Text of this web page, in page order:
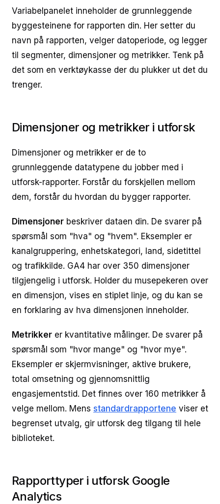
Variabelpanelet inneholder de grunnleggende
byggesteinene for rapporten din. Her setter du
navn på rapporten, velger datoperiode, og legger
til segmenter, dimensjoner og metrikker. Tenk på
det som en verktøykasse der du plukker ut det du
trenger.
Dimensjoner og metrikker i utforsk
Dimensjoner og metrikker er de to
grunnleggende datatypene du jobber med i
utforsk-rapporter. Forstår du forskjellen mellom
dem, forstår du hvordan du bygger rapporter.
Dimensjoner beskriver dataen din. De svarer på
spørsmål som "hva" og "hvem". Eksempler er
kanalgruppering, enhetskategori, land, sidetittel
og trafikkilde. GA4 har over 350 dimensjoner
tilgjengelig i utforsk. Holder du musepekeren over
en dimensjon, vises en stiplet linje, og du kan se
en forklaring av hva dimensjonen inneholder.
Metrikker er kvantitative målinger. De svarer på
spørsmål som "hvor mange" og "hvor mye".
Eksempler er skjermvisninger, aktive brukere,
total omsetning og gjennomsnittlig
engasjementstid. Det finnes over 160 metrikker å
velge mellom. Mens standardrapportene viser et
begrenset utvalg, gir utforsk deg tilgang til hele
biblioteket.
Rapporttyper i utforsk Google
Analytics